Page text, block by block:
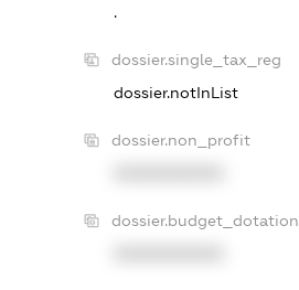
.
dossier.single_tax_reg
dossier.notInList
dossier.non_profit
dossier.budget_dotation